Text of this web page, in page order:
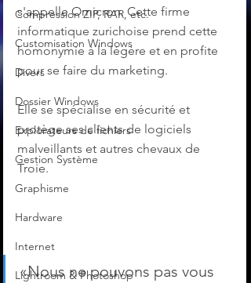
Compression ZIP, RAR, etc.
Customisation Windows
Divers
Dossier Windows
Explorateurs de fichiers
Gestion Système
Graphisme
Hardware
Internet
Lightroom & Photoshop
s'appelle Omicron. Cette firme
informatique zurichoise prend cette
homonymie à la légère et en profite
pour se faire du marketing.
Elle se spécialise en sécurité et
protège ses clients de logiciels
malveillants et autres chevaux de
Troie.
«Nous ne pouvons pas vous